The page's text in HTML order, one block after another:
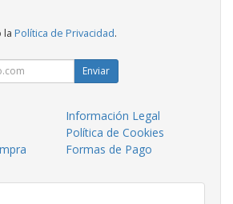
la Política de Privacidad.
Enviar
Información Legal
Política de Cookies
Formas de Pago